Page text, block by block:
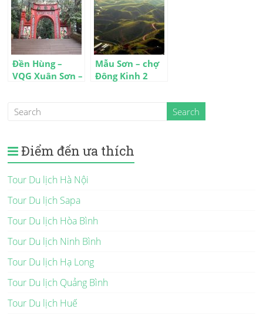
Đền Hùng –
VQG Xuân Sơn –
ngày 1 đêm
Mẫu Sơn – chợ
Đông Kinh 2
Điểm đến ưa thích
Tour Du lịch Hà Nội
Tour Du lịch Sapa
Tour Du lịch Hòa Bình
Tour Du lịch Ninh Bình
Tour Du lịch Hạ Long
Tour Du lịch Quảng Bình
Tour Du lịch Huế